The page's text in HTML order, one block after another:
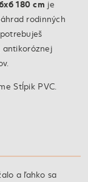
180 cm je
rodinných
antikoróznej
Stĺpik PVC.
a ľahko sa